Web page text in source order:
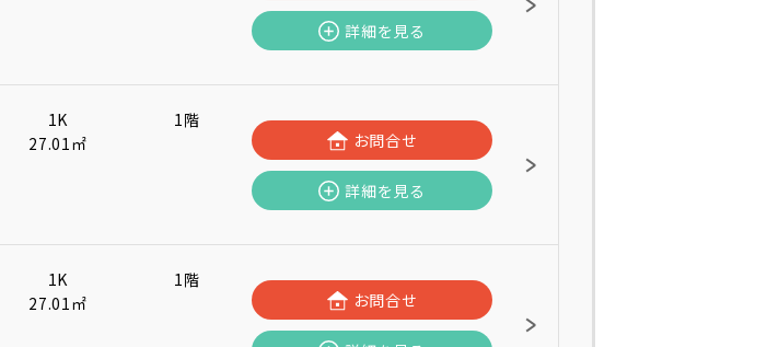
詳細を見る
1K
27.01㎡
1階
お問合せ
詳細を見る
1K
27.01㎡
1階
お問合せ